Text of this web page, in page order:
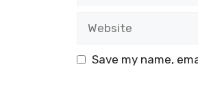
Save my name,